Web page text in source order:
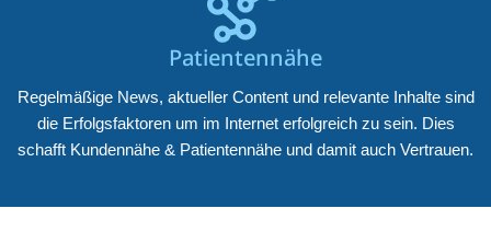
Patientennähe
Regelmäßige News, aktueller Content und relevante Inhalte sind
die Erfolgsfaktoren um im Internet erfolgreich zu sein. Dies
schafft Kundennähe & Patientennähe und damit auch Vertrauen.